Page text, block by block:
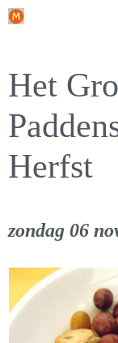
Ga
inhoud
Het
Herfst
zondag 06